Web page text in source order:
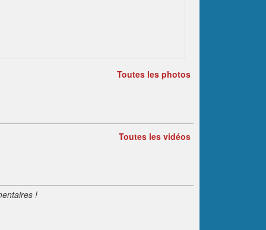
Toutes les photos
Toutes les vidéos
!